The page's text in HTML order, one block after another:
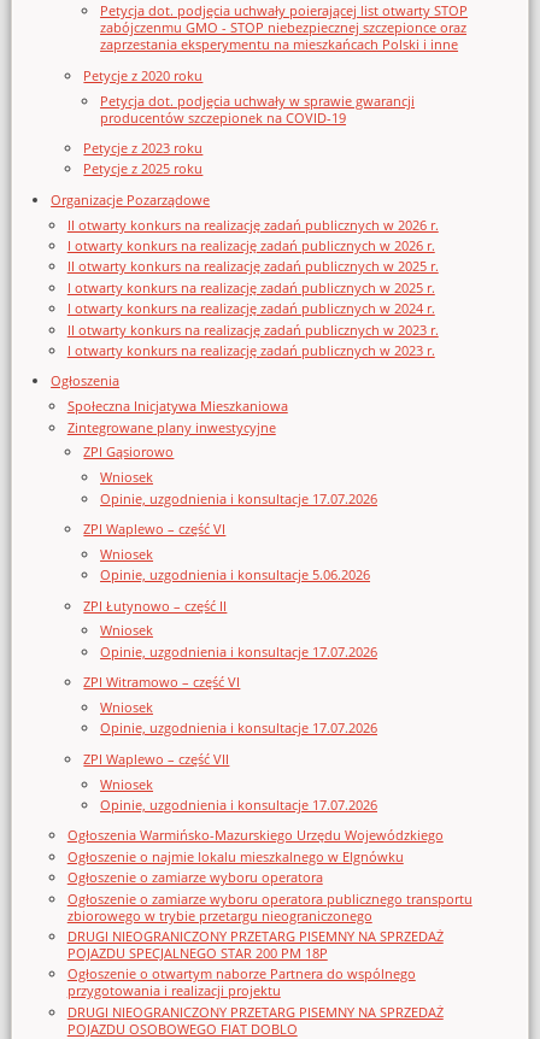
Petycja dot. podjęcia uchwały poierającej list otwarty STOP
zabójczenmu GMO - STOP niebezpiecznej szczepionce oraz
zaprzestania eksperymentu na mieszkańcach Polski i inne
Petycje z 2020 roku
Petycja dot. podjęcia uchwały w sprawie gwarancji
producentów szczepionek na COVID-19
Petycje z 2023 roku
Petycje z 2025 roku
Organizacje Pozarządowe
II otwarty konkurs na realizację zadań publicznych w 2026 r.
I otwarty konkurs na realizację zadań publicznych w 2026 r.
II otwarty konkurs na realizację zadań publicznych w 2025 r.
I otwarty konkurs na realizację zadań publicznych w 2025 r.
I otwarty konkurs na realizację zadań publicznych w 2024 r.
II otwarty konkurs na realizację zadań publicznych w 2023 r.
I otwarty konkurs na realizację zadań publicznych w 2023 r.
Ogłoszenia
Społeczna Inicjatywa Mieszkaniowa
Zintegrowane plany inwestycyjne
ZPI Gąsiorowo
Wniosek
Opinie, uzgodnienia i konsultacje 17.07.2026
ZPI Waplewo – część VI
Wniosek
Opinie, uzgodnienia i konsultacje 5.06.2026
ZPI Łutynowo – część II
Wniosek
Opinie, uzgodnienia i konsultacje 17.07.2026
ZPI Witramowo – część VI
Wniosek
Opinie, uzgodnienia i konsultacje 17.07.2026
ZPI Waplewo – część VII
Wniosek
Opinie, uzgodnienia i konsultacje 17.07.2026
Ogłoszenia Warmińsko-Mazurskiego Urzędu Wojewódzkiego
Ogłoszenie o najmie lokalu mieszkalnego w Elgnówku
Ogłoszenie o zamiarze wyboru operatora
Ogłoszenie o zamiarze wyboru operatora publicznego transportu
zbiorowego w trybie przetargu nieograniczonego
DRUGI NIEOGRANICZONY PRZETARG PISEMNY NA SPRZEDAŻ
POJAZDU SPECJALNEGO STAR 200 PM 18P
Ogłoszenie o otwartym naborze Partnera do wspólnego
przygotowania i realizacji projektu
DRUGI NIEOGRANICZONY PRZETARG PISEMNY NA SPRZEDAŻ
POJAZDU OSOBOWEGO FIAT DOBLO